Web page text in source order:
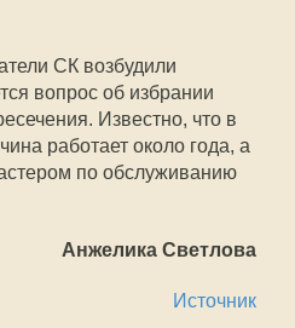
СК возбудили
вопрос об избрании
Известно, что в
работает около года, а
по обслуживанию
Анжелика Светлова
Источник